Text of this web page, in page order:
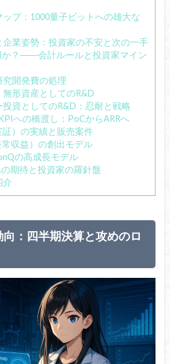
プ：1000量子ビットへの雄大な
業姿勢：投資家の不安と次の一手
か？――会計ルールと投資家マイン
開発費の処理
形資産としてのR&D
資としてのR&D：忍耐と戦略
への橋渡し：PoCからARRへ
）の実績と販売案件
収益）の創出モデル
の高成長モデル
期待と投資家の羅針盤
介
：四半期決算と攻めのロ